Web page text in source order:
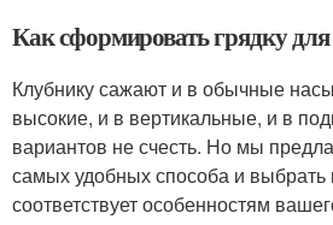
Как сформировать грядку
Клубнику сажают и в обычные
высокие, и в вертикальные, и в
вариантов не счесть. Но мы
самых удобных способа и выбрать
соответствует особенностям